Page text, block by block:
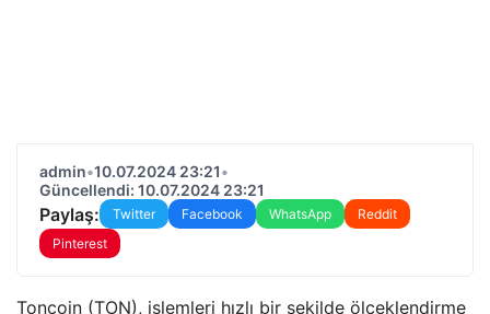
admin•10.07.2024 23:21•
Güncellendi: 10.07.2024 23:21
Paylaş: Twitter Facebook WhatsApp
Reddit
Pinterest
Toncoin (TON), işlemleri hızlı bir şekilde ölçeklendirme